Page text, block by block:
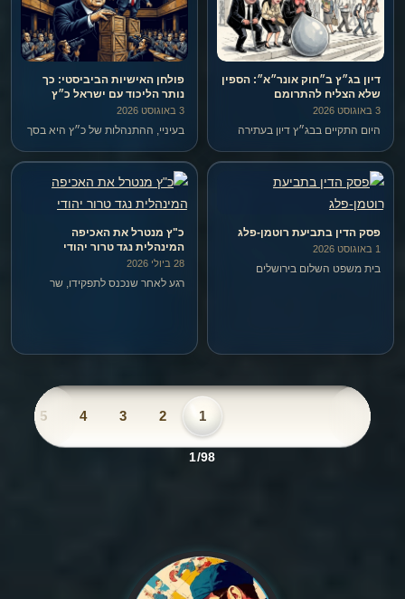
המרכזית. מה לעשות.
מימש את זכות הבחירה שלו".
דיון בג״ץ ב״חוק אונר״א״: הספין
שלא הצליח להתרומם
3 באוגוסט 2026
היום התקיים בבג״ץ דיון בעתירה
בשלהי 2024.
פולחן האישיות הביביסטי: כך
נותר הליכוד עם ישראל כ״ץ
3 באוגוסט 2026
בעיניי, ההתנהלות של כ״ץ היא בסך
וההאלהה של אחד בשם בנימין
נתניהו.
פסק הדין בתביעת רוטמן-פלג
1 באוגוסט 2026
בית משפט השלום בירושלים
כ"ץ מנטרל את האכיפה
המינהלית נגד טרור יהודי
28 ביולי 2026
רגע לאחר שנכנס לתפקידו, שר
1
2
3
4
5
1/98